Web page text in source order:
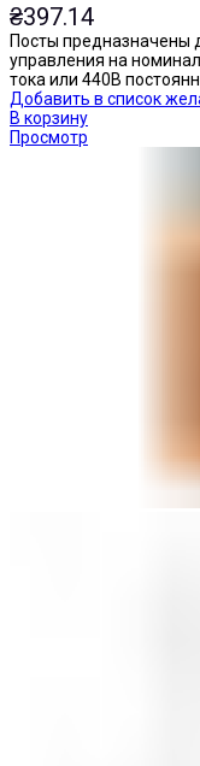
₴397.14
Посты предназначены
управления на
тока или 440В
Добавить в список
В корзину
Просмотр